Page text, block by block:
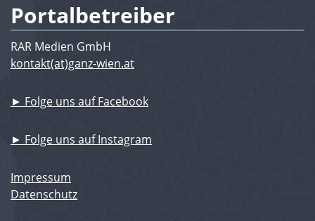
Portalbetreiber
RAR Medien GmbH
kontakt(at)ganz-wien.at
► Folge uns auf Facebook
► Folge uns auf Instagram
Impressum
Datenschutz